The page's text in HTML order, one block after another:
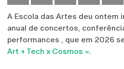
A Escola das Artes deu ontem
anual de concertos,
performances , que em 2026
Art + Tech x Cosmos =.